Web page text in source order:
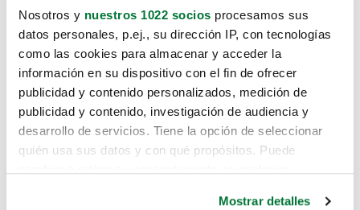
Nosotros y nuestros 1022 socios procesamos sus
datos personales, p.ej., su dirección IP, con tecnologías
como las cookies para almacenar y acceder la
información en su dispositivo con el fin de ofrecer
publicidad y contenido personalizados, medición de
publicidad y contenido, investigación de audiencia y
desarrollo de servicios. Tiene la opción de seleccionar
quién usa sus datos y con qué propósitos. Puede
Mostrar detalles
Lo sentimos, no sabemos como
te hemos traido hasta aquí.
Pero puedes encontrar el coche que estás
buscando en alguno de estos enlaces: